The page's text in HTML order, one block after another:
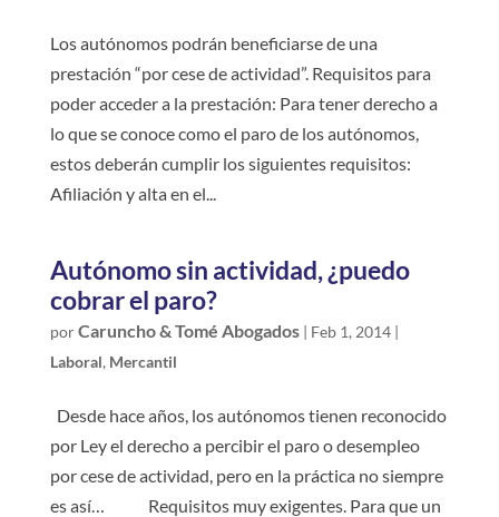
Los autónomos podrán beneficiarse de una
prestación “por cese de actividad”. Requisitos para
poder acceder a la prestación: Para tener derecho a
lo que se conoce como el paro de los autónomos,
estos deberán cumplir los siguientes requisitos:
Afiliación y alta en el...
Autónomo sin actividad, ¿puedo
cobrar el paro?
porCaruncho & Tomé Abogados| Feb 1, 2014|
Laboral, Mercantil
Desde hace años, los autónomos tienen reconocido
por Ley el derecho a percibir el paro o desempleo
por cese de actividad, pero en la práctica no siempre
es así… Requisitos muy exigentes. Para que un